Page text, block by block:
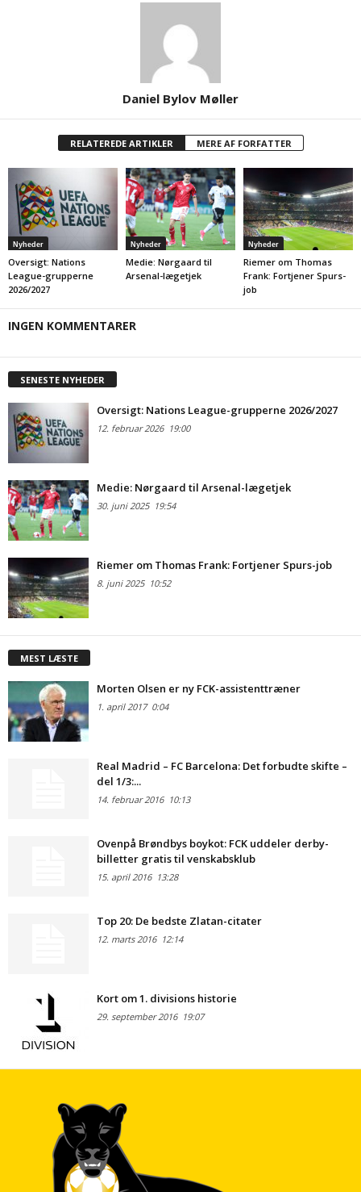
Daniel Bylov Møller
RELATEREDE ARTIKLER MERE AF FORFATTER
Nyheder
Oversigt: Nations
League-grupperne
2026/2027
Nyheder
Medie: Nørgaard til
Arsenal-lægetjek
Nyheder
Riemer om Thomas
Frank: Fortjener Spurs-
job
INGEN KOMMENTARER
SENESTE NYHEDER
Oversigt: Nations League-grupperne 2026/2027
12. februar 202619:00
Medie: Nørgaard til Arsenal-lægetjek
30. juni 202519:54
Riemer om Thomas Frank: Fortjener Spurs-job
8. juni 202510:52
MEST LÆSTE
Morten Olsen er ny FCK-assistenttræner
1. april 20170:04
Real Madrid – FC Barcelona: Det forbudte skifte –
del 1/3:...
14. februar 201610:13
Ovenpå Brøndbys boykot: FCK uddeler derby-
billetter gratis til venskabsklub
15. april 201613:28
Top 20: De bedste Zlatan-citater
12. marts 201612:14
Kort om 1. divisions historie
29. september 201619:07